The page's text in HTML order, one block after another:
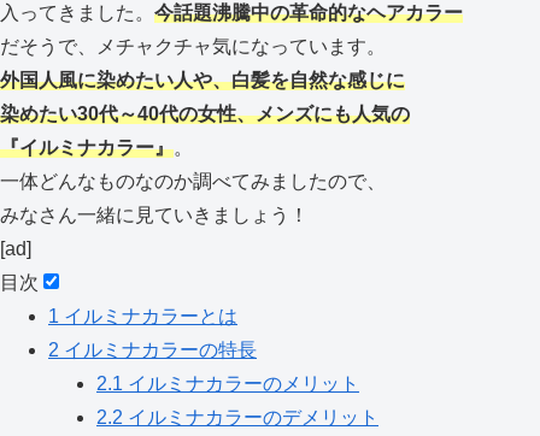
入ってきました。 今話題沸騰中の革命的なヘアカラー
だそうで、メチャクチャ気になっています。
外国人風に染めたい人や、白髪を自然な感じに
染めたい30代～40代の女性、メンズにも人気の
『イルミナカラー』。
一体どんなものなのか調べてみましたので、
みなさん一緒に見ていきましょう！
[ad]
目次
1 イルミナカラーとは
2 イルミナカラーの特長
2.1 イルミナカラーのメリット
2.2 イルミナカラーのデメリット